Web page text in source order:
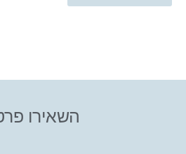
השאירו